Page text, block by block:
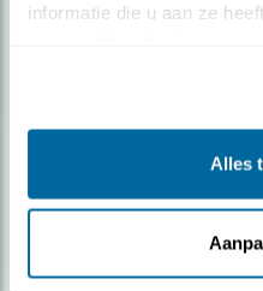
informatie die u aan ze
Alles
Ontvang 5 x
Vogels is het tijdschrift